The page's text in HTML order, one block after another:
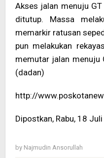
Akses jalan menuju
ditutup. Massa
memarkir ratusan
pun melakukan
memutar jalan menuju
(dadan)
http://
Dipostkan, Rabu, 18
by Najmudin Ansorullah